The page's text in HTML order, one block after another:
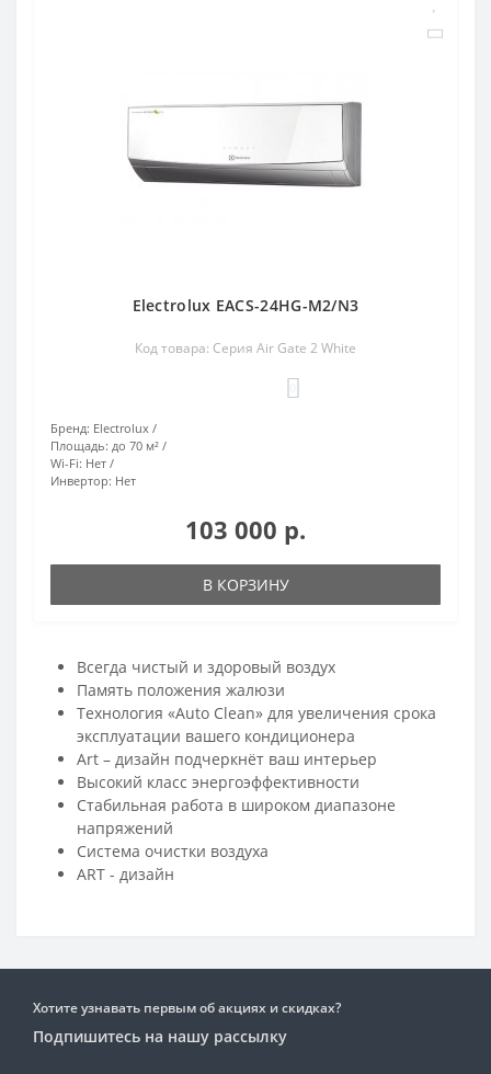
Electrolux EACS-24HG-M2/N3
Код товара: Серия Air Gate 2 White
Бренд: Electrolux
Площадь: до 70 м²
Wi-Fi: Нет
Инвертор: Нет
103 000 р.
В КОРЗИНУ
Всегда чистый и здоровый воздух
Память положения жалюзи
Технология «Auto Clean» для увеличения срока
эксплуатации вашего кондиционера
Art – дизайн подчеркнёт ваш интерьер
Высокий класс энергоэффективности
Стабильная работа в широком диапазоне
напряжений
Система очистки воздуха
ART - дизайн
Хотите узнавать первым об акциях и скидках?
Подпишитесь на нашу рассылку